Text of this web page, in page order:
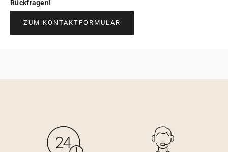
Rückfragen!
ZUM KONTAKTFORMULAR